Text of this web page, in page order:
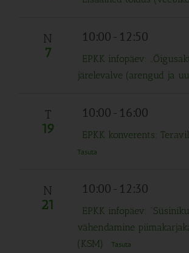
N
7
10:00- 12:50
EPKK infopäev:
järelevalve (arengud ja
T
19
10:00- 16:00
EPKK konverents:
Tasuta
N
21
10:00- 12:30
EPKK infopäev:
vähendamine
(KSM)
Tasuta